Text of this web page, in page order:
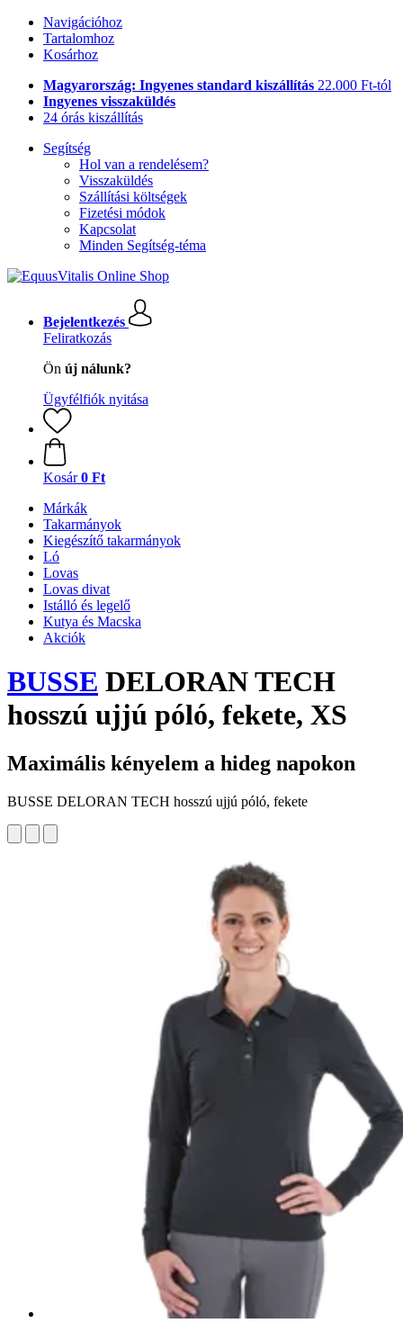
Navigációhoz
Tartalomhoz
Kosárhoz
Magyarország: Ingyenes standard kiszállítás 22.000 Ft-tól
Ingyenes visszaküldés
24 órás kiszállítás
Segítség
Hol van a rendelésem?
Visszaküldés
Szállítási költségek
Fizetési módok
Kapcsolat
Minden Segítség-téma
Bejelentkezés
Feliratkozás
Ön új nálunk?
Ügyfélfiók nyitása
Kosár 0 Ft
Márkák
Takarmányok
Kiegészítő takarmányok
Ló
Lovas
Lovas divat
Istálló és legelő
Kutya és Macska
Akciók
BUSSE DELORAN TECH
hosszú ujjú póló, fekete, XS
Maximális kényelem a hideg napokon
BUSSE DELORAN TECH hosszú ujjú póló, fekete